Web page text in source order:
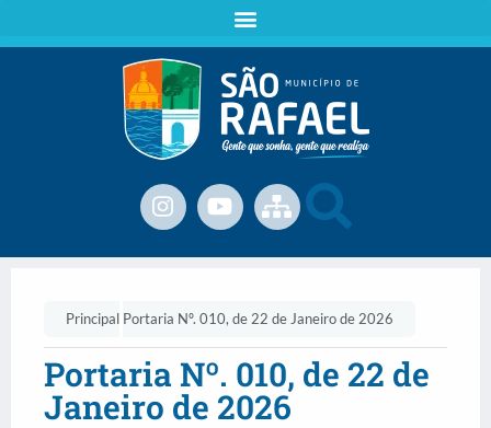
Principal Portaria Nº. 010, de 22 de Janeiro de 2026
Portaria Nº. 010, de 22 de
Janeiro de 2026